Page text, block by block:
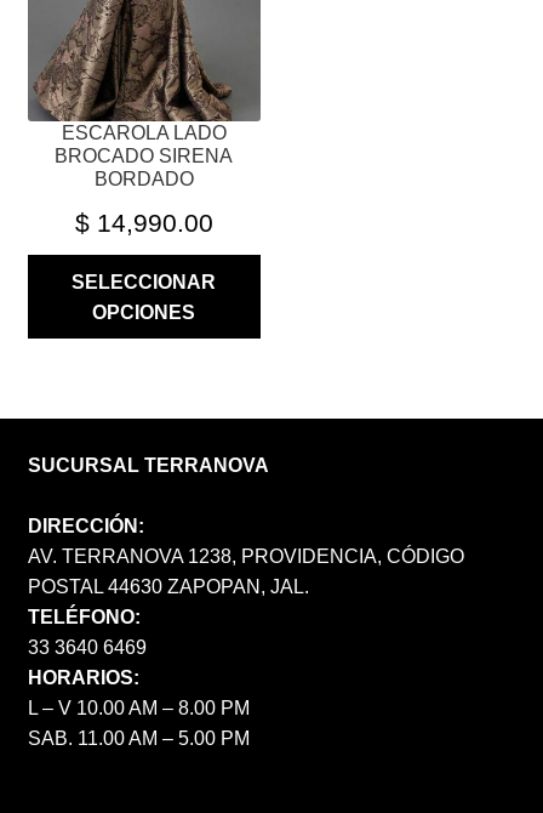
ESCAROLA LADO
BROCADO SIRENA
BORDADO
$14,990.00
SELECCIONAR
OPCIONES
ELEGIR
EN
LA
PÁGINA
PRODUCTO
SUCURSAL TERRANOVA
DIRECCIÓN:
AV. TERRANOVA 1238, PROVIDENCIA, CÓDIGO
POSTAL 44630 ZAPOPAN, JAL.
TELÉFONO:
33 3640 6469
HORARIOS:
L – V 10.00 AM – 8.00 PM
SAB. 11.00 AM – 5.00 PM